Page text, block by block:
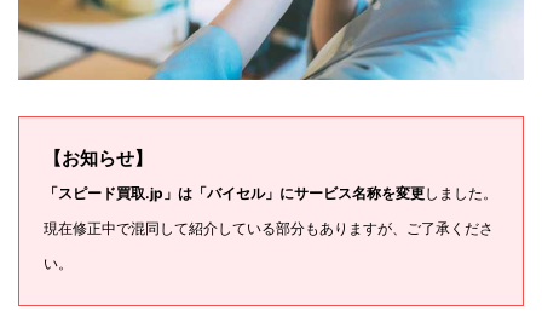
【お知らせ】
「スピード買取.jp」は「バイセル」にサービス名称を変更しました。
現在修正中で混同して紹介している部分もありますが、ご了承くださ
い。